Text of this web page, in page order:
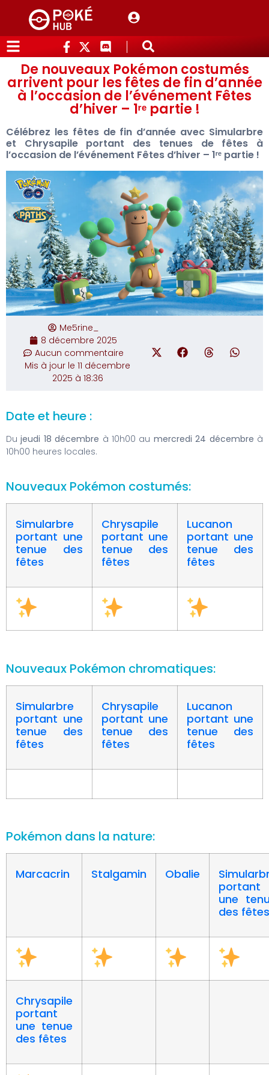
De nouveaux Pokémon costumés
arrivent pour les fêtes de fin d’année
à l’occasion de l’événement Fêtes
d’hiver – 1ʳᵉ partie !
Célébrez les fêtes de fin d’année avec Simularbre
et Chrysapile portant des tenues de fêtes à
l’occasion de l’événement Fêtes d’hiver – 1ʳᵉ partie !
Me5rine_
8 décembre 2025
Aucun commentaire
Mis à jour le 11 décembre
2025 à 18:36
Date et heure :
Dujeudi 18 décembre à 10h00 au mercredi 24 décembre à
10h00 heures locales.
Nouveaux Pokémon costumés:
Simularbre
portant une
tenue des
fêtes
Chrysapile
portant une
tenue des
fêtes
Lucanon
portant une
tenue des
fêtes
Nouveaux Pokémon chromatiques:
Simularbre
portant une
tenue des
fêtes
Chrysapile
portant une
tenue des
fêtes
Lucanon
portant une
tenue des
fêtes
Pokémon dans la nature:
Marcacrin Stalgamin Obalie
portant
une
des fêtes
Chrysapile
portant
une tenue
des fêtes